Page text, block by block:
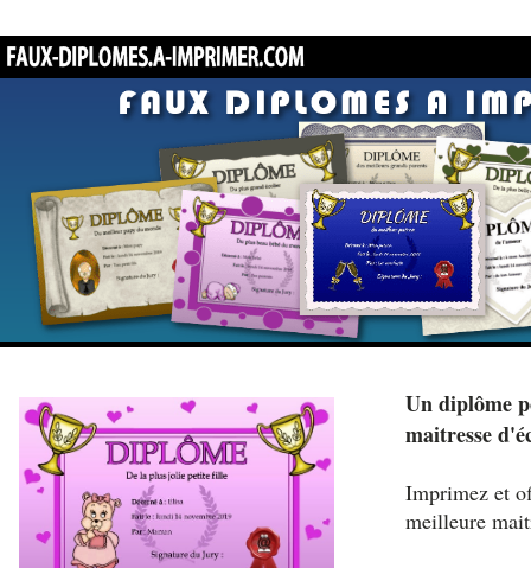
Un diplôme
maitresse
Imprimez et
meilleure